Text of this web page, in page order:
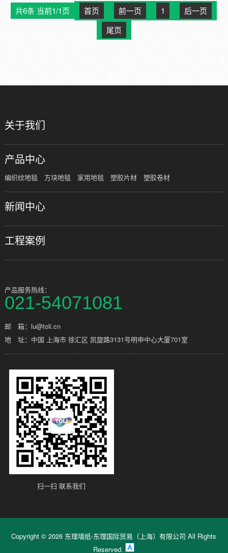
共6条 当前1/1页 首页 前一页 1
后一页
尾页
关于我们
产品中心
编织纹地毯 方块地毯 家用地毯 塑胶片材 塑胶卷材
新闻中心
工程案例
产品服务热线：
021-54071081
邮 箱：lu@toli.cn
地 址：中国 上海市 徐汇区 凯旋路3131号明申中心大厦701室
扫一扫 联系我们
Copyright ©2026 东理墙纸-东理国际贸易（上海）有限公司 All Rights
Reserved.